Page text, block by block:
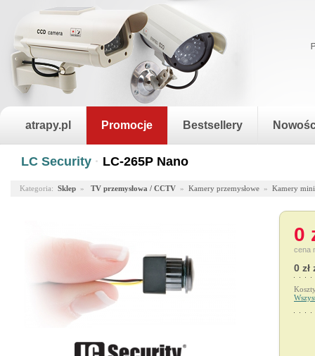
atrapy.pl Promocje Bestsellery
LC Security · LC-265P Nano
Kategoria: Sklep » TV przemysłowa / CCTV » Kamery przemysłowe » Kamery
0
cena
0 zł